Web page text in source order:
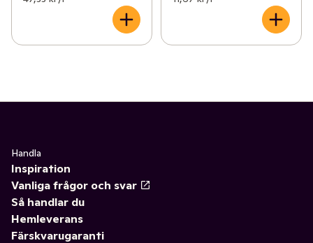
Handla
Inspiration
Vanliga frågor och svar
Så handlar du
Hemleverans
Färskvarugaranti